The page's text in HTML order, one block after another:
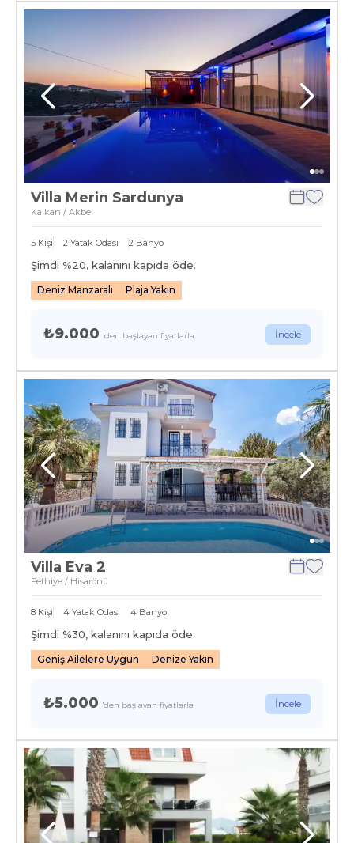
Villa Merin Sardunya
Kalkan / Akbel
5 Kişi 2 Yatak Odası 2 Banyo
Şimdi %20, kalanını kapıda öde.
Deniz Manzaralı Plaja Yakın
₺9.000 'den başlayan fiyatlarla İncele
Villa Eva 2
Fethiye / Hisarönü
8 Kişi 4 Yatak Odası 4 Banyo
Şimdi %30, kalanını kapıda öde.
Geniş Ailelere Uygun Denize Yakın
₺5.000 'den başlayan fiyatlarla İncele